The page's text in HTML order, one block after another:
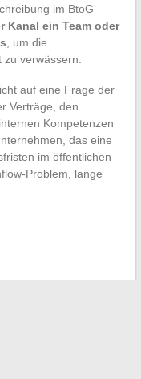
im BtoG
Kanal ein Team oder
, um die
verwässern.
auf eine Frage der
Verträge, den
Kompetenzen
das eine
im öffentlichen
Problem, lange